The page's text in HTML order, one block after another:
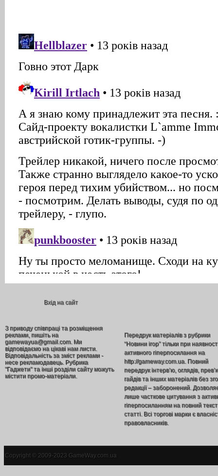
Вхід на сайт
З приводу співпраці та розміщення
реклами, пишіть на
gamewayua@gmail.com. Ми
відповідаємо на цікаві нам листи.
Відповідальність за зміст реклами -
несе рекламодавець. Рубрика
"Гаджети" та інші розділи сайту можуть
містити промо-матеріали.
Передрук матеріалів з рубрики
“Новини ігор” тільки при
активного гіперпосилання на
http://gameway.com.ua. Повний
передрук інтерв’ю, оглядів,
гайдів та інших матеріалів без
редакції – заборонений.
лише часткове цитування з
гіперпосиланням на повний текст
статті. Всі торгові марки є
правовласників.
Copyright © 2009-2023 GameWay.com.ua